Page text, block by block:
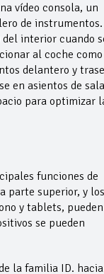
vídeo consola, un
de instrumentos.
interior cuando
al coche
delantero y
en asientos de
para optimizar
funciones de
parte superior, y los
y tablets, pueden
se pueden
la familia ID.